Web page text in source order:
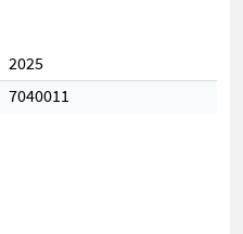
2025
7040011